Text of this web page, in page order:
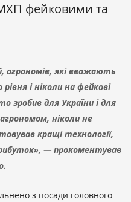
МХП фейковими та
агрономів, які вважають
і ніколи на фейкові
зробив для України і для
ніколи не
кращі технології,
— прокоментував
з посади головного